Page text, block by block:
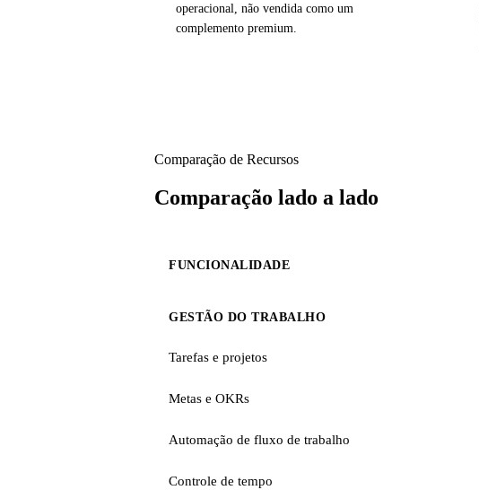
operacional, não vendida como um
complemento premium.
Comparação de Recursos
Comparação lado a lado
FUNCIONALIDADE
GESTÃO DO TRABALHO
Tarefas e projetos
Metas e OKRs
Automação de fluxo de trabalho
Controle de tempo